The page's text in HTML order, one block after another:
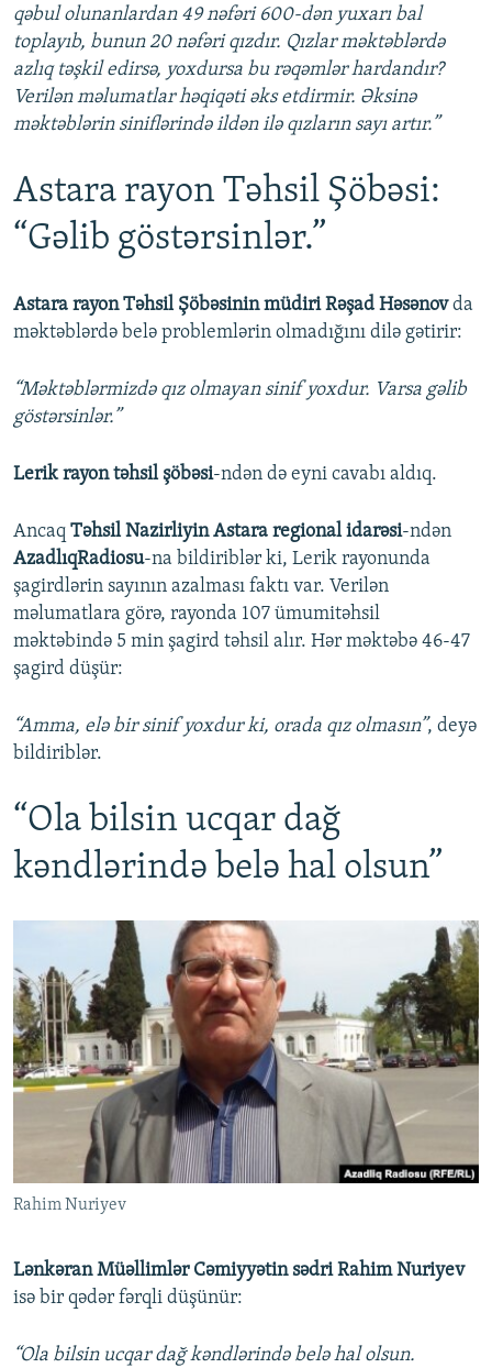
qəbul olunanlardan 49 nəfəri 600-dən yuxarı bal
toplayıb, bunun 20 nəfəri qızdır. Qızlar məktəblərdə
azlıq təşkil edirsə, yoxdursa bu rəqəmlər hardandır?
Verilən məlumatlar həqiqəti əks etdirmir. Əksinə
məktəblərin siniflərində ildən ilə qızların sayı artır.”
Astara rayon Təhsil Şöbəsi:
“Gəlib göstərsinlər.”
Astara rayon Təhsil Şöbəsinin müdiri Rəşad Həsənovda
məktəblərdə belə problemlərin olmadığını dilə gətirir:
“Məktəblərmizdə qız olmayan sinif yoxdur. Varsa gəlib
göstərsinlər.”
Lerik rayon təhsil şöbəsi-ndən də eyni cavabı aldıq.
Ancaq Təhsil Nazirliyin Astara regional idarəsi-ndən
AzadlıqRadiosu-na bildiriblər ki, Lerik rayonunda
şagirdlərin sayının azalması faktı var. Verilən
məlumatlara görə, rayonda 107 ümumitəhsil
məktəbində 5 min şagird təhsil alır. Hər məktəbə 46-47
şagird düşür:
“Amma, elə bir sinif yoxdur ki, orada qız olmasın”, deyə
bildiriblər.
“Ola bilsin ucqar dağ
kəndlərində belə hal olsun”
Rahim Nuriyev
Lənkəran Müəllimlər Cəmiyyətin sədri Rahim Nuriyev
isə bir qədər fərqli düşünür:
“Ola bilsin ucqar dağ kəndlərində belə hal olsun.